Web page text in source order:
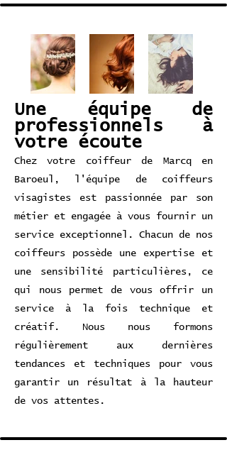
Une équipe de
professionnels à
votre écoute
Chez votre coiffeur de Marcq en
Baroeul, l'équipe de coiffeurs
visagistes est passionnée par son
métier et engagée à vous fournir un
service exceptionnel. Chacun de nos
coiffeurs possède une expertise et
une sensibilité particulières, ce
qui nous permet de vous offrir un
service à la fois technique et
créatif. Nous nous formons
régulièrement aux dernières
tendances et techniques pour vous
garantir un résultat à la hauteur
de vos attentes.